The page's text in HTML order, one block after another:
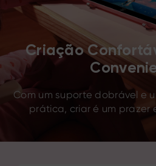
Criação
Com um suporte dobrável e
prática, criar é um prazer